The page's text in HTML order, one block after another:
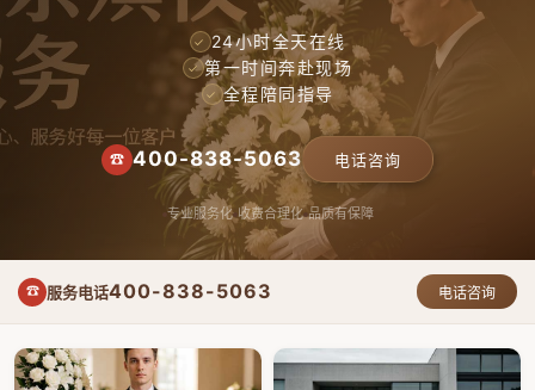
✓ 24小时全天在线
✓ 第一时间奔赴现场
✓ 全程陪同指导
☎ 400-838-5063 电话咨询
专业服务化 收费合理化 品质有保障
☎ 服务电话400-838-5063 电话咨询